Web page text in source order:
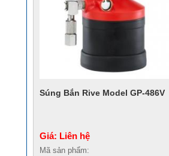
Súng Bắn Rive Model GP-486V
Giá: Liên hệ
Mã sản phẩm: